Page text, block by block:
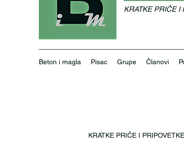
KRATKE PRIČE I
Beton i magla Pisac Grupe Članovi
KRATKE PRIČE I PRIPOVETKE